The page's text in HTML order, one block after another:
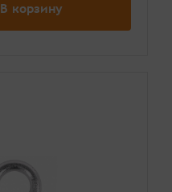
В корзину